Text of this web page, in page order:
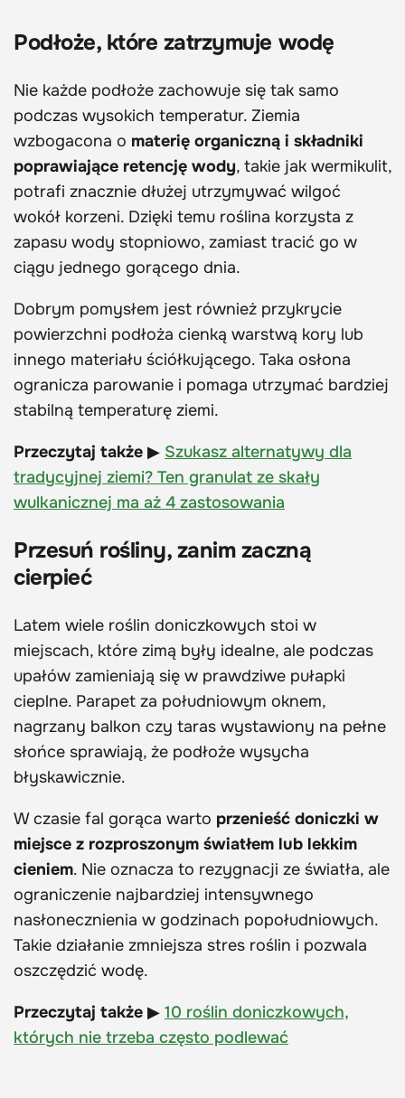
Podłoże, które zatrzymuje wodę
Nie każde podłoże zachowuje się tak samo
podczas wysokich temperatur. Ziemia
wzbogacona o materię organiczną i składniki
poprawiające retencję wody, takie jak wermikulit,
potrafi znacznie dłużej utrzymywać wilgoć
wokół korzeni. Dzięki temu roślina korzysta z
zapasu wody stopniowo, zamiast tracić go w
ciągu jednego gorącego dnia.
Dobrym pomysłem jest również przykrycie
powierzchni podłoża cienką warstwą kory lub
innego materiału ściółkującego. Taka osłona
ogranicza parowanie i pomaga utrzymać bardziej
stabilną temperaturę ziemi.
Przeczytaj także ▶ Szukasz alternatywy dla
tradycyjnej ziemi? Ten granulat ze skały
wulkanicznej ma aż 4 zastosowania
Przesuń rośliny, zanim zaczną
cierpieć
Latem wiele roślin doniczkowych stoi w
miejscach, które zimą były idealne, ale podczas
upałów zamieniają się w prawdziwe pułapki
cieplne. Parapet za południowym oknem,
nagrzany balkon czy taras wystawiony na pełne
słońce sprawiają, że podłoże wysycha
błyskawicznie.
W czasie fal gorąca warto przenieść doniczki w
miejsce z rozproszonym światłem lub lekkim
cieniem. Nie oznacza to rezygnacji ze światła, ale
ograniczenie najbardziej intensywnego
nasłonecznienia w godzinach popołudniowych.
Takie działanie zmniejsza stres roślin i pozwala
oszczędzić wodę.
Przeczytaj także ▶ 10 roślin doniczkowych,
których nie trzeba często podlewać